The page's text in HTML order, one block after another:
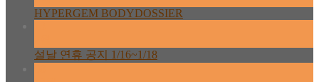
HYPERGEM BODYDOSSIER
설날 연휴 공지 1/16~1/18